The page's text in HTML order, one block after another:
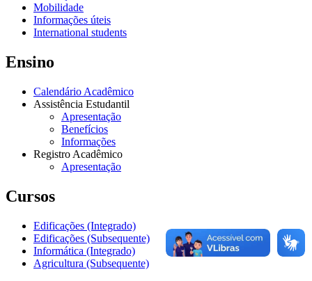
Mobilidade
Informações úteis
International students
Ensino
Calendário Acadêmico
Assistência Estudantil
Apresentação
Benefícios
Informações
Registro Acadêmico
Apresentação
Cursos
Edificações (Integrado)
Edificações (Subsequente)
Informática (Integrado)
Agricultura (Subsequente)